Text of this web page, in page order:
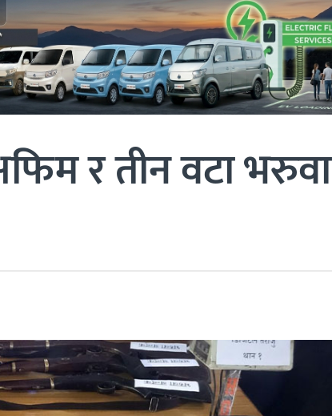
र तीन वटा भरुवा